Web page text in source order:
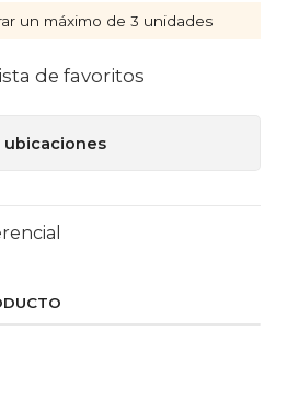
un máximo de 3 unidades
de favoritos
ubicaciones